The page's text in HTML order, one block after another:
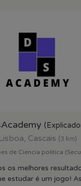
Lisboa, Cascais (3 km)
de Ciencia politica
os melhores
estudar é um jogo!